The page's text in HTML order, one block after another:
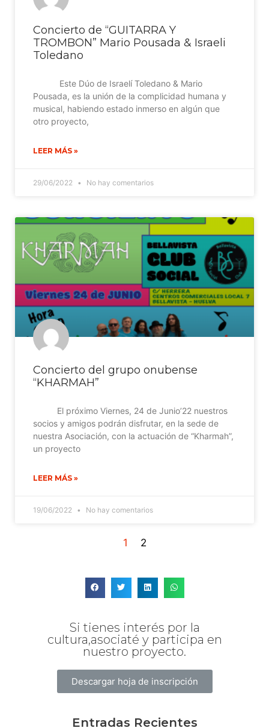
Concierto de “GUITARRA Y
TROMBON” Mario Pousada & Israeli
Toledano
Este Dúo de Israelí Toledano & Mario
Pousada, es la unión de la complicidad humana y
musical, habiendo estado inmerso en algún que
otro proyecto,
LEER MÁS »
29/06/2022 No hay comentarios
Concierto del grupo onubense
“KHARMAH”
El próximo Viernes, 24 de Junio’22 nuestros
socios y amigos podrán disfrutar, en la sede de
nuestra Asociación, con la actuación de “Kharmah”,
un proyecto
LEER MÁS »
19/06/2022 No hay comentarios
1 2
Si tienes interés por la
cultura,asociaté y participa en
nuestro proyecto.
Descargar hoja de inscripción
Entradas Recientes